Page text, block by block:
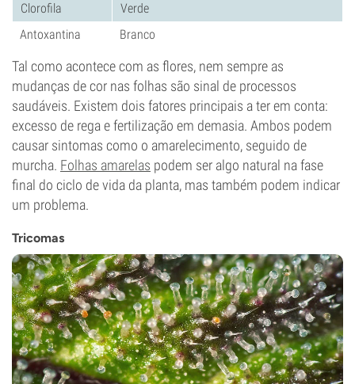
Clorofila
Verde
Antoxantina
Branco
Tal como acontece com as flores, nem sempre as
mudanças de cor nas folhas são sinal de processos
saudáveis. Existem dois fatores principais a ter em conta:
excesso de rega e fertilização em demasia. Ambos podem
causar sintomas como o amarelecimento, seguido de
murcha. Folhas amarelas podem ser algo natural na fase
final do ciclo de vida da planta, mas também podem indicar
um problema.
Tricomas